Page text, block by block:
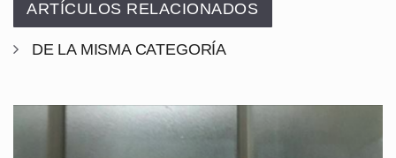
ARTÍCULOS RELACIONADOS
DE LA MISMA CATEGORÍA